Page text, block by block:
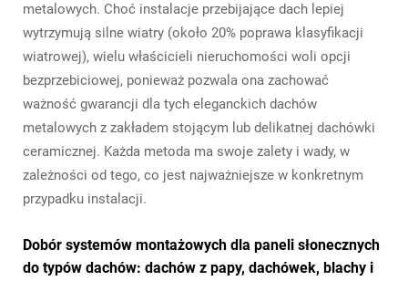
metalowych. Choć instalacje przebijające dach lepiej
wytrzymują silne wiatry (około 20% poprawa klasyfikacji
wiatrowej), wielu właścicieli nieruchomości woli opcji
bezprzebiciowej, ponieważ pozwala ona zachować
ważność gwarancji dla tych eleganckich dachów
metalowych z zakładem stojącym lub delikatnej dachówki
ceramicznej. Każda metoda ma swoje zalety i wady, w
zależności od tego, co jest najważniejsze w konkretnym
przypadku instalacji.
Dobór systemów montażowych dla paneli słonecznych
do typów dachów: dachów z papy, dachówek, blachy i